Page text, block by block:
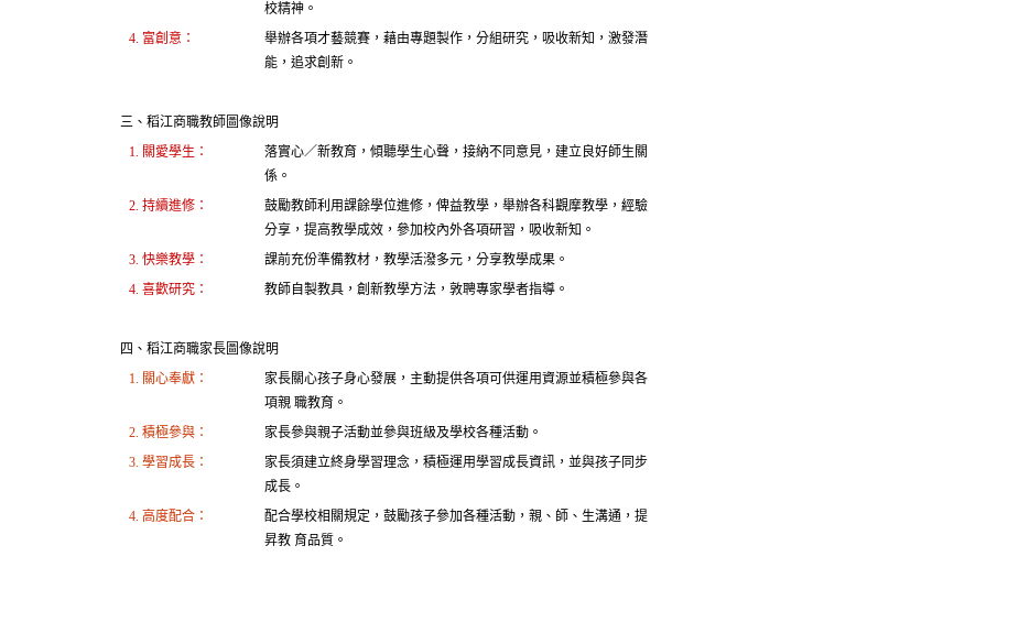
校精神。
4. 富創意：
舉辦各項才藝競賽，藉由專題製作，分組研究，吸收新知，激發潛
能，追求創新。
三、稻江商職教師圖像說明
1. 關愛學生：
落實心／新教育，傾聽學生心聲，接納不同意見，建立良好師生關
係。
2. 持續進修：
鼓勵教師利用課餘學位進修，俾益教學，舉辦各科觀摩教學，經驗
分享，提高教學成效，參加校內外各項研習，吸收新知。
3. 快樂教學：
課前充份準備教材，教學活潑多元，分享教學成果。
4. 喜歡研究：
教師自製教具，創新教學方法，敦聘專家學者指導。
四、稻江商職家長圖像說明
1. 關心奉獻：
家長關心孩子身心發展，主動提供各項可供運用資源並積極參與各
項親 職教育。
2. 積極參與：
家長參與親子活動並參與班級及學校各種活動。
3. 學習成長：
家長須建立終身學習理念，積極運用學習成長資訊，並與孩子同步
成長。
4. 高度配合：
配合學校相關規定，鼓勵孩子參加各種活動，親、師、生溝通，提
昇教 育品質。